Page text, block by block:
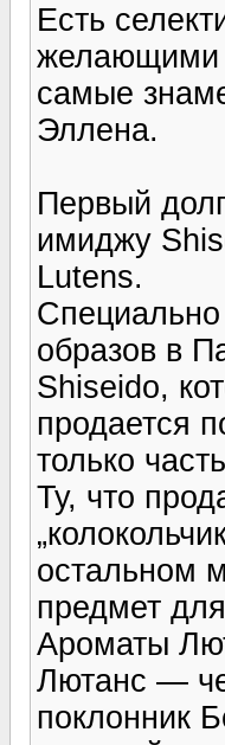
Есть
желающими
самые
Эллена.
Первый
имиджу
Lutens.
образов в
Shiseido,
продается
только
Ту, что
остальном
предмет
Ароматы
Лютанс —
поклонник